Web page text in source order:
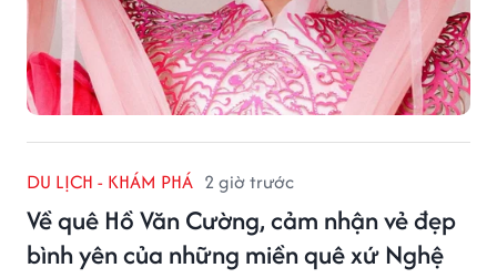
DU LỊCH - KHÁM PHÁ 2 giờ trước
Về quê Hồ Văn Cường, cảm nhận vẻ đẹp
bình yên của những miền quê xứ Nghệ